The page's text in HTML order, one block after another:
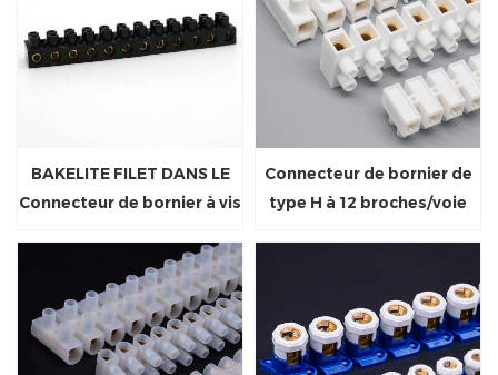
BAKELITE FILET DANS LE
Connecteur de bornier à vis
Connecteur de bornier de
type H à 12 broches/voie